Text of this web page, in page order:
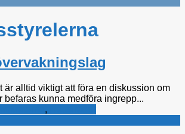
är alltid viktigt att föra en diskussion om
befaras kunna medföra ingrepp...
,